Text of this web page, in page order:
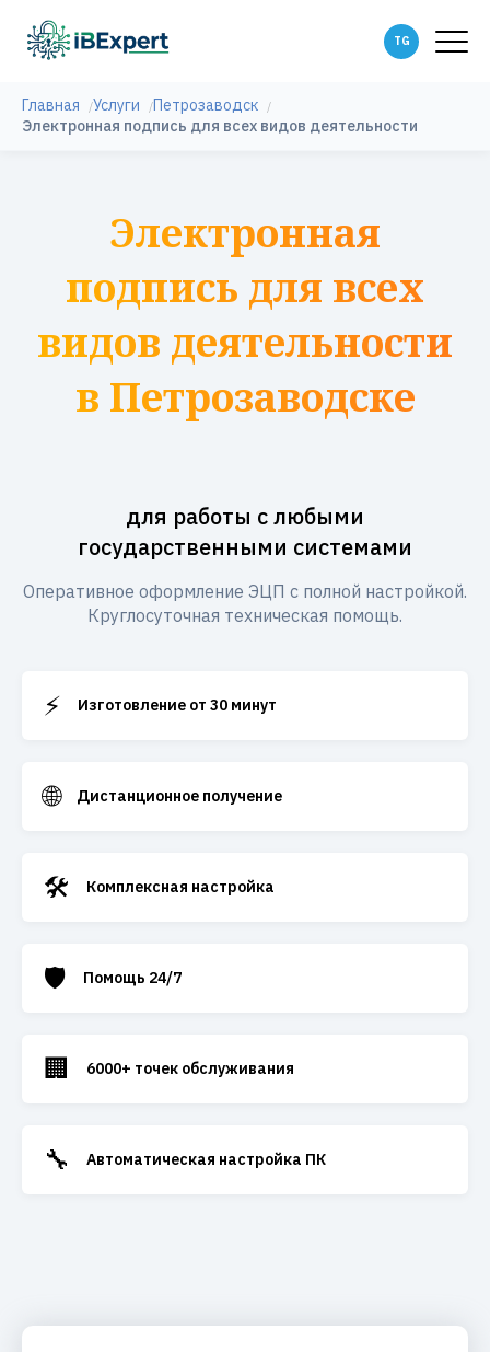
Главная Услуги
Петрозаводск
Электронная подпись для всех видов деятельности
Электронная
подпись для всех
видов деятельности
в Петрозаводске
для работы с любыми
государственными системами
Оперативное оформление ЭЦП с полной настройкой.
Круглосуточная техническая помощь.
⚡ Изготовление от 30 минут
🌐 Дистанционное получение
🛠️ Комплексная настройка
🛡️ Помощь 24/7
🏢 6000+ точек обслуживания
🔧 Автоматическая настройка ПК